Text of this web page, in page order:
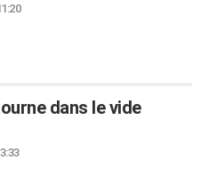
dans le vide